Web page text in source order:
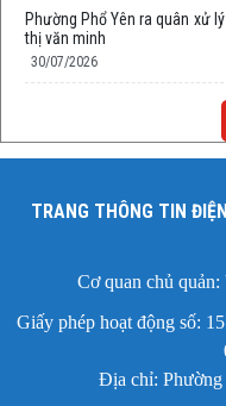
Phường Phổ Yên ra quân xử
thị văn minh
30/07/2026
TRANG THÔNG TIN
Cơ quan chủ
Giấy phép hoạt động số:
Địa chỉ: Phường